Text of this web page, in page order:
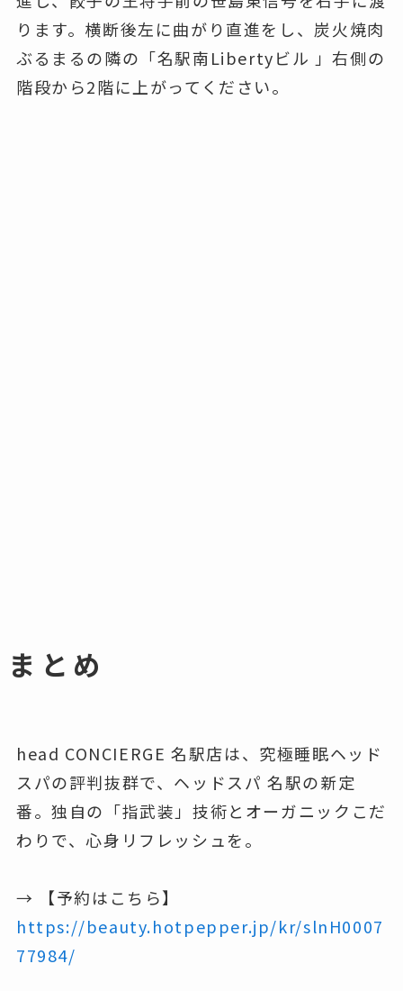
ります。横断後左に曲がり直進をし、炭火焼肉
ぶるまるの隣の「名駅南Libertyビル 」右側の
階段から2階に上がってください。
まとめ
head CONCIERGE 名駅店は、究極睡眠ヘッド
スパの評判抜群で、ヘッドスパ 名駅の新定
番。独自の「指武装」技術とオーガニックこだ
わりで、心身リフレッシュを。
→ 【予約はこちら】
https://beauty.hotpepper.jp/kr/slnH0007
77984/